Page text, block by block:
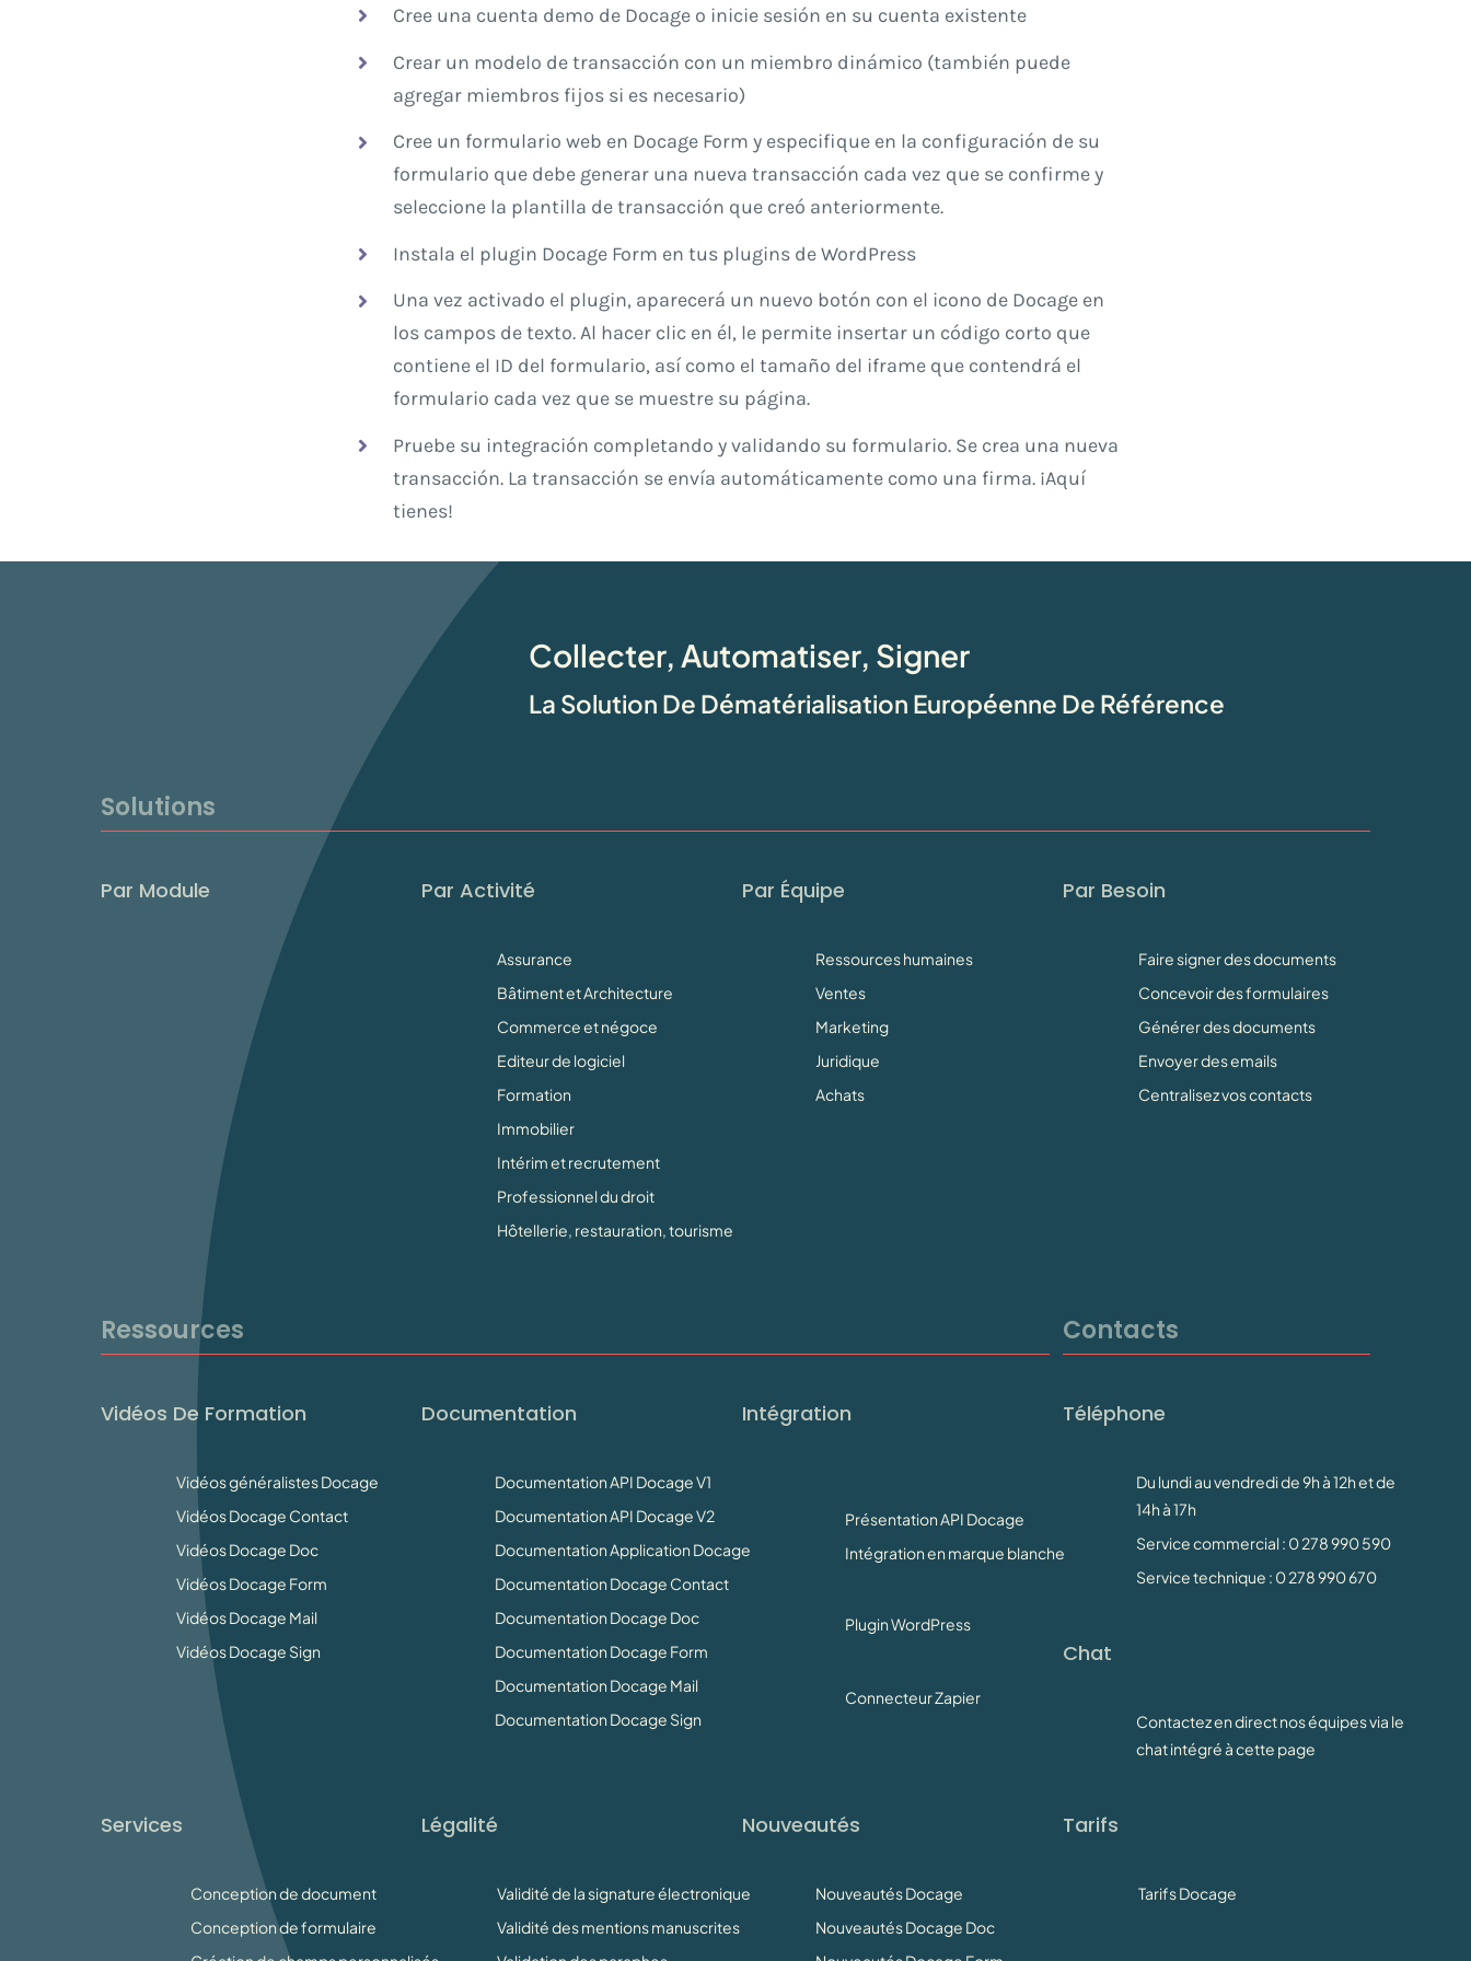
Cree una cuenta demo de Docage o inicie sesión en su cuenta existente
Crear un modelo de transacción con un miembro dinámico (también puede
agregar miembros fijos si es necesario)
Cree un formulario web en Docage Form y especifique en la configuración de su
formulario que debe generar una nueva transacción cada vez que se confirme y
seleccione la plantilla de transacción que creó anteriormente.
Instala el plugin Docage Form en tus plugins de WordPress
Una vez activado el plugin, aparecerá un nuevo botón con el icono de Docage en
los campos de texto. Al hacer clic en él, le permite insertar un código corto que
contiene el ID del formulario, así como el tamaño del iframe que contendrá el
formulario cada vez que se muestre su página.
Pruebe su integración completando y validando su formulario. Se crea una nueva
transacción. La transacción se envía automáticamente como una firma. ¡Aquí
tienes!
Collecter, Automatiser, Signer
La Solution De Dématérialisation Européenne De Référence
Solutions
Par Module Par Activité
Assurance
Bâtiment et Architecture
Commerce et négoce
Editeur de logiciel
Formation
Immobilier
Intérim et recrutement
Professionnel du droit
Hôtellerie, restauration, tourisme
Par Équipe
Ressources humaines
Ventes
Marketing
Juridique
Achats
Par Besoin
Faire signer des documents
Concevoir des formulaires
Générer des documents
Envoyer des emails
Centralisez vos contacts
Ressources Contacts
Vidéos De Formation
Vidéos généralistes Docage
Vidéos Docage Contact
Vidéos Docage Doc
Vidéos Docage Form
Vidéos Docage Mail
Vidéos Docage Sign
Documentation
Documentation API Docage V1
Documentation API Docage V2
Documentation Application Docage
Documentation Docage Contact
Documentation Docage Doc
Documentation Docage Form
Documentation Docage Mail
Documentation Docage Sign
Intégration
Présentation API Docage
Intégration en marque blanche
Plugin WordPress
Connecteur Zapier
Téléphone
Du lundi au vendredi de 9h à 12h et de
14h à 17h
Service commercial : 0 278 990 590
Service technique : 0 278 990 670
Chat
Contactez en direct nos équipes via le
chat intégré à cette page
Services
Conception de document
Conception de formulaire
Légalité
Validité de la signature électronique
Validité des mentions manuscrites
Nouveautés
Nouveautés Docage
Nouveautés Docage Doc
Tarifs
Tarifs Docage